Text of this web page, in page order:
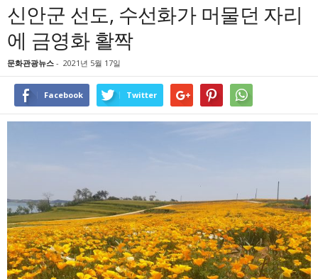
신안군 선도, 수선화가 머물던 자리
에 금영화 활짝
문화관광뉴스 - 2021년 5월 17일
Facebook Twitter